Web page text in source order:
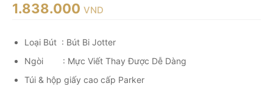
1.838.000 VND
Loại Bút : Bút Bi Jotter
Ngòi : Mực Viết Thay Được Dễ Dàng
Túi & hộp giấy cao cấp Parker